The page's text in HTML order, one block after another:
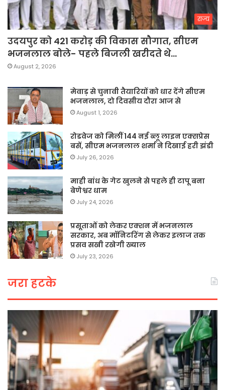
राज्य
उदयपुर को 421 करोड़ की विकास सौगात, सीएम
भजनलाल बोले- पहले बिजली खरीदते थे…
August 2, 2026
मेवाड़ से चुनावी तैयारियों को धार देंगे सीएम
भजनलाल, दो दिवसीय दौरा आज से
August 1, 2026
रोडवेज को मिलीं 144 नई ब्लू लाइन एक्सप्रेस
बसें, सीएम भजनलाल शर्मा ने दिखाई हरी झंडी
July 26, 2026
माही बांध के गेट खुलने से पहले ही टापू बना
बेणेश्वर धाम
July 24, 2026
प्रसूताओं को लेकर एक्शन में भजनलाल
सरकार, अब मॉनिटरिंग से लेकर इलाज तक
प्रसव सखी रखेगी ख्याल
July 23, 2026
जरा हटके